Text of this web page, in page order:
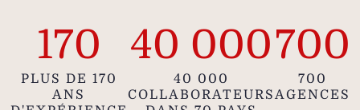
170
PLUS DE 170
ANS
40 000
40 000
COLLABORATEURS
700
700
AGENCES